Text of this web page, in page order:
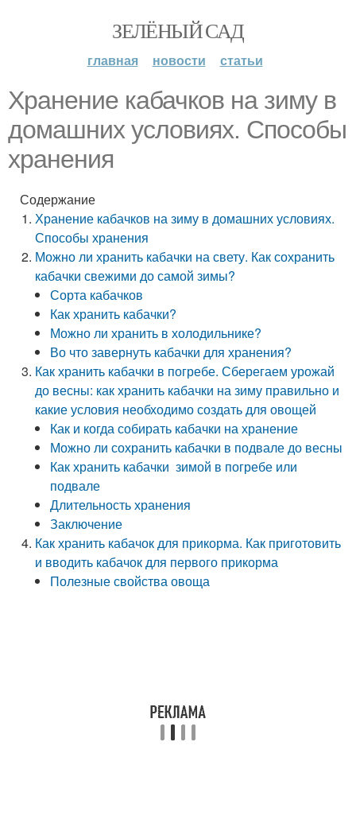
ЗЕЛЁНЫЙ САД
главная новости статьи
Хранение кабачков на зиму в
домашних условиях. Способы
хранения
Содержание
Хранение кабачков на зиму в домашних условиях.
Способы хранения
Можно ли хранить кабачки на свету. Как сохранить
кабачки свежими до самой зимы?
Сорта кабачков
Как хранить кабачки?
Можно ли хранить в холодильнике?
Во что завернуть кабачки для хранения?
Как хранить кабачки в погребе. Сберегаем урожай
до весны: как хранить кабачки на зиму правильно и
какие условия необходимо создать для овощей
Как и когда собирать кабачки на хранение
Можно ли сохранить кабачки в подвале до весны
Как хранить кабачки зимой в погребе или
подвале
Длительность хранения
Заключение
Как хранить кабачок для прикорма. Как приготовить
и вводить кабачок для первого прикорма
Полезные свойства овоща